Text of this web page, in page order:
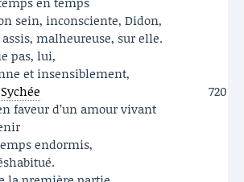
sein, inconsciente, Didon,
malheureuse, sur elle.
pas, lui,
et insensiblement,
Sychée
720
faveur d’un amour vivant
endormis,